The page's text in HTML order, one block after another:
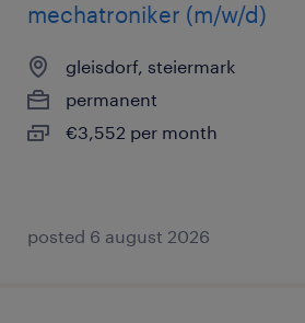
mechatroniker (m/w/d)
gleisdorf, steiermark
permanent
€3,552 per month
posted 6 august 2026